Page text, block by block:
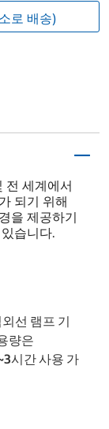
로 배송)
전 세계에서
되기 위해
을 제공하기
습니다.
선 램프 기
량은
시간 사용 가